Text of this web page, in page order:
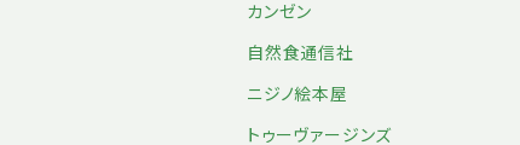
カンゼン
自然食通信社
ニジノ絵本屋
トゥーヴァージンズ